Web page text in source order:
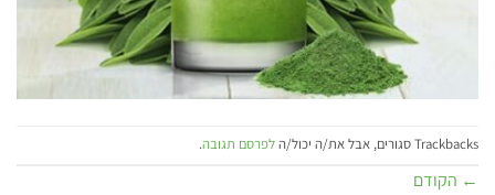
Trackbacks סגורים, אבל את/ה יכול/ה לפרסם תגובה.
← הקודם